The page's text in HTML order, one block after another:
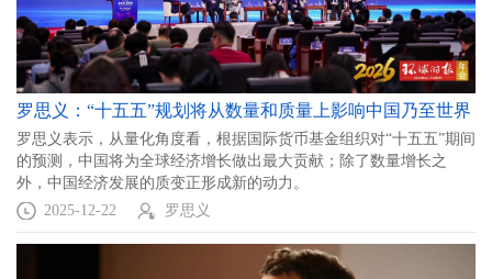
罗思义：“十五五”规划将从数量和质量上影响中国乃至世界
罗思义表示，从量化角度看，根据国际货币基金组织对“十五五”期间
的预测，中国将为全球经济增长做出最大贡献；除了数量增长之
外，中国经济发展的质变正形成新的动力。
2025-12-22
罗思义